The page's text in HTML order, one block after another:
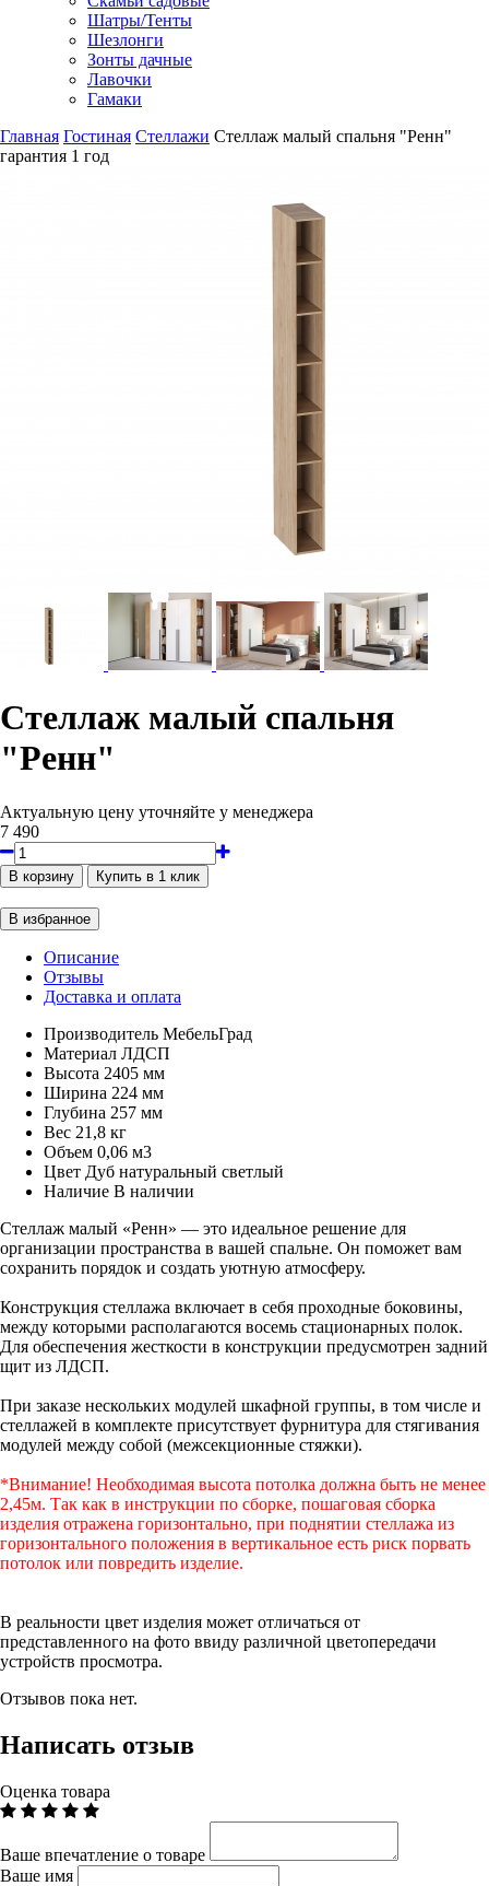
Шатры/Тенты
Шезлонги
Зонты дачные
Лавочки
Гамаки
Главная Гостиная Стеллажи Стеллаж малый спальня "Ренн"
гарантия 1 год
Стеллаж малый спальня
"Ренн"
Актуальную цену уточняйте у менеджера
7 490
Описание
Отзывы
Доставка и оплата
Производитель МебельГрад
Материал ЛДСП
Высота 2405 мм
Ширина 224 мм
Глубина 257 мм
Вес 21,8 кг
Объем 0,06 м3
Цвет Дуб натуральный светлый
Наличие В наличии
Стеллаж малый «Ренн» — это идеальное решение для
организации пространства в вашей спальне. Он поможет вам
сохранить порядок и создать уютную атмосферу.
Конструкция стеллажа включает в себя проходные боковины,
между которыми располагаются восемь стационарных полок.
Для обеспечения жесткости в конструкции предусмотрен задний
щит из ЛДСП.
При заказе нескольких модулей шкафной группы, в том числе и
стеллажей в комплекте присутствует фурнитура для стягивания
модулей между собой (межсекционные стяжки).
*Внимание! Необходимая высота потолка должна быть не менее
2,45м. Так как в инструкции по сборке, пошаговая сборка
изделия отражена горизонтально, при поднятии стеллажа из
горизонтального положения в вертикальное есть риск порвать
потолок или повредить изделие.
В реальности цвет изделия может отличаться от
представленного на фото ввиду различной цветопередачи
устройств просмотра.
Отзывов пока нет.
Написать отзыв
Оценка товара
Ваше впечатление о товаре
Ваше имя